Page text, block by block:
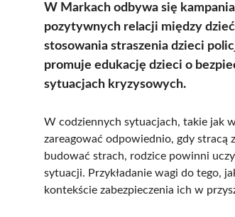
W Markach odbywa się
pozytywnych relacji między
stosowania straszenia dzieci
promuje edukację dzieci o
sytuacjach kryzysowych.
W codziennych sytuacjach, takie jak
zareagować odpowiednio, gdy stracą
budować strach, rodzice powinni
sytuacji. Przykładanie wagi do tego,
kontekście zabezpieczenia ich w